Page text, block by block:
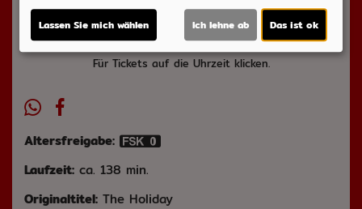
20:20
Für Tickets auf die Uhrzeit klicken.
Altersfreigabe:
Laufzeit: ca. 138 min.
Originaltitel: The Holiday
Lassen Sie mich wählen Ich lehne ab Das ist ok